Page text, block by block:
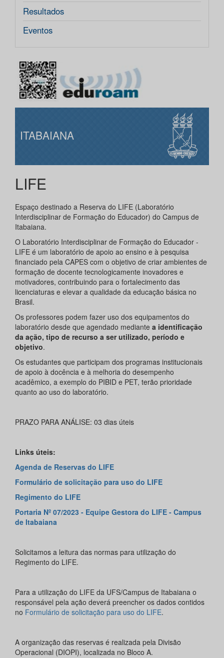
Resultados
Eventos
ITABAIANA
LIFE
Espaço destinado a Reserva do LIFE (Laboratório
Interdisciplinar de Formação do Educador) do Campus de
Itabaiana.
O Laboratório Interdisciplinar de Formação do Educador -
LIFE é um laboratório de apoio ao ensino e à pesquisa
financiado pela CAPES com o objetivo de criar ambientes de
formação de docente tecnologicamente inovadores e
motivadores, contribuindo para o fortalecimento das
licenciaturas e elevar a qualidade da educação básica no
Brasil.
Os professores podem fazer uso dos equipamentos do
laboratório desde que agendado mediante a identificação
da ação, tipo de recurso a ser utilizado, período e
objetivo.
Os estudantes que participam dos programas institucionais
de apoio à docência e à melhoria do desempenho
acadêmico, a exemplo do PIBID e PET, terão prioridade
quanto ao uso do laboratório.
PRAZO PARA ANÁLISE: 03 dias úteis
Links úteis:
Agenda de Reservas do LIFE
Formulário de solicitação para uso do LIFE
Regimento do LIFE
Portaria Nº 07/2023 - Equipe Gestora do LIFE - Campus
de Itabaiana
Solicitamos a leitura das normas para utilização do
Regimento do LIFE.
Para a utilização do LIFE da UFS/Campus de Itabaiana o
responsável pela ação deverá preencher os dados contidos
no Formulário de solicitação para uso do LIFE.
A organização das reservas é realizada pela Divisão
Operacional (DIOPI), localizada no Bloco A.